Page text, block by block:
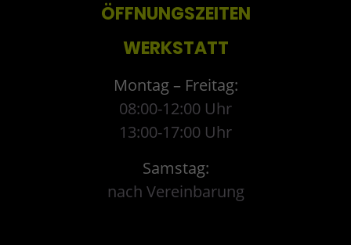
ÖFFNUNGSZEITEN
WERKSTATT
Montag – Freitag:
08:00-12:00 Uhr
13:00-17:00 Uhr
Samstag:
nach Vereinbarung